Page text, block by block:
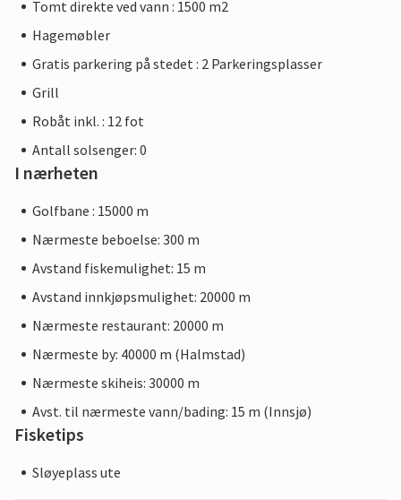
Tomt direkte ved vann : 1500 m2
Hagemøbler
Gratis parkering på stedet : 2 Parkeringsplasser
Grill
Robåt inkl. : 12 fot
Antall solsenger: 0
I nærheten
Golfbane : 15000 m
Nærmeste beboelse: 300 m
Avstand fiskemulighet: 15 m
Avstand innkjøpsmulighet: 20000 m
Nærmeste restaurant: 20000 m
Nærmeste by: 40000 m (Halmstad)
Nærmeste skiheis: 30000 m
Avst. til nærmeste vann/bading: 15 m (Innsjø)
Fisketips
Sløyeplass ute